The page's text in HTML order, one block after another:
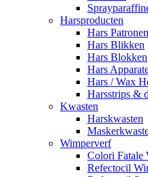
Harsproducten
Hars Patronen
Hars Blikken
Hars Blokken
Hars
Hars / Wax
Harsstrips &
Kwasten
Harskwasten
Wimperverf
Colori Fatale
Refectocil